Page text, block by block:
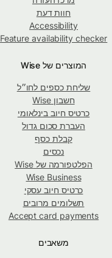
חוות דעת
Accessibility
Feature availability checker
המוצרים של Wise
שליחת כספים לחו״ל
חשבון Wise
כרטיס חיוב בינלאומי
העברת סכום גדול
קבלת כסף
נכסים
הפלטפורמה של Wise
Wise Business
כרטיס חיוב עסקי
תשלומים מרובים
Accept card payments
משאבים